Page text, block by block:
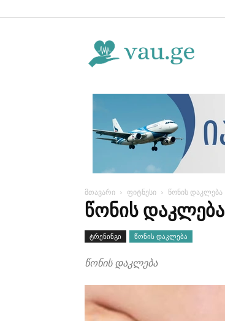
მთავარი ფიტნესი წონის დაკლება
ᲬᲝᲜᲘᲡ ᲓᲐᲙᲚᲔᲑᲐ
ტრენინგი წონის დაკლება
წონის დაკლება